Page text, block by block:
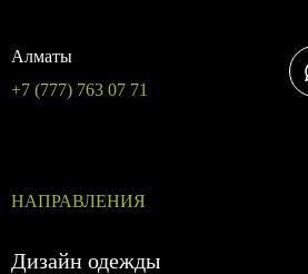
Алматы
+7 (777) 763 07 71
НАПРАВЛЕНИЯ
Дизайн одежды